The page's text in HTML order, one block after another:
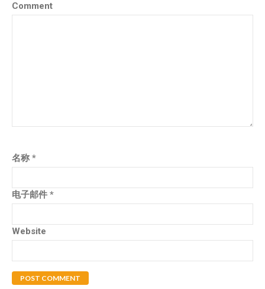
Comment
名称 *
电子邮件 *
Website